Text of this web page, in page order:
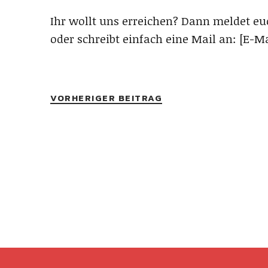
Ihr wollt uns erreichen? Dann meldet
oder schreibt einfach eine Mail an: [E-
VORHERIGER BEITRAG